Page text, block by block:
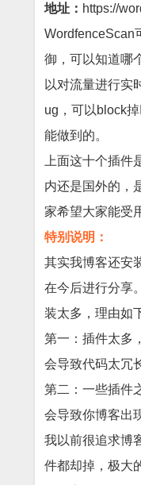
地址： https://
WordfenceScan
御，可以知道哪
以对流量进行实
ug，可以block
能做到的。
上面这十个插件
内还是国外的，
家希望大家能受
特别说明：
其实我博客还安
在今后进行分享
装太多，理由如
第一：插件太多
会导致代码太冗
第二：一些插件
会导致你博客出
我以前很追求博
件都却掉，极大